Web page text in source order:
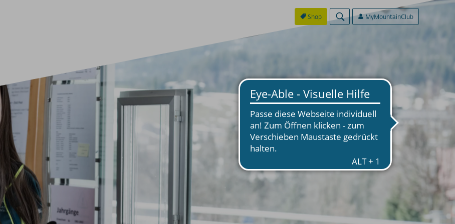
Shop MyMountainClub